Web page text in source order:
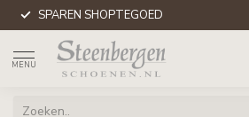
SPAREN SHOPTEGOED
MENU